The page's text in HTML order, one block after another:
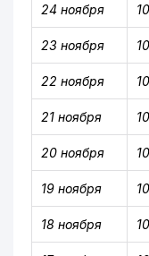
24 ноября
23 ноября
22 ноября
21 ноября
20 ноября
19 ноября
18 ноября